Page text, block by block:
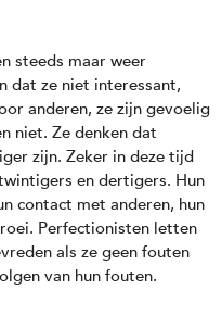
steeds maar weer
dat ze niet interessant,
anderen, ze zijn gevoelig
niet. Ze denken dat
zijn. Zeker in deze tijd
en dertigers. Hun
contact met anderen, hun
Perfectionisten letten
als ze geen fouten
van hun fouten.